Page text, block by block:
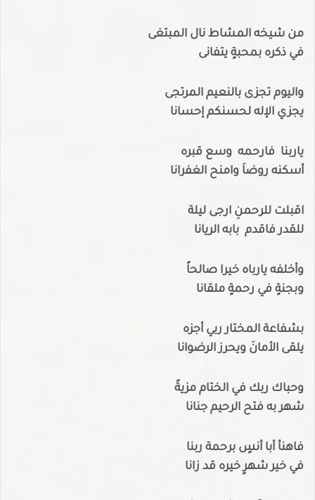
من شيخه المشاط نال المبتغى
في ذكره بمحبةٍ يتفانى
واليوم تجزى بالنعيم المرتجى
يجزي الإله لحسنكم إحسانا
ياربنا فارحمه وسع قبره
أسكنه روضاَ وامنح الغفرانا
اقبلت للرحمنِ ارجى ليلة
للقدر فاقدم بابه الريانا
وأخلفه يارباه خيرا صالحاً
وبجنةٍ في رحمةٍ ملقانا
بشفاعة المختار ربي أجزه
يلقى الأمانَ ويحرز الرضوانا
وحباك ربك في الختام مزيةً
شهر به فتح الرحيم جنانا
فاهنأ أبا أنسٍ برحمة ربنا
في خير شهرٍ خيره قد زانا